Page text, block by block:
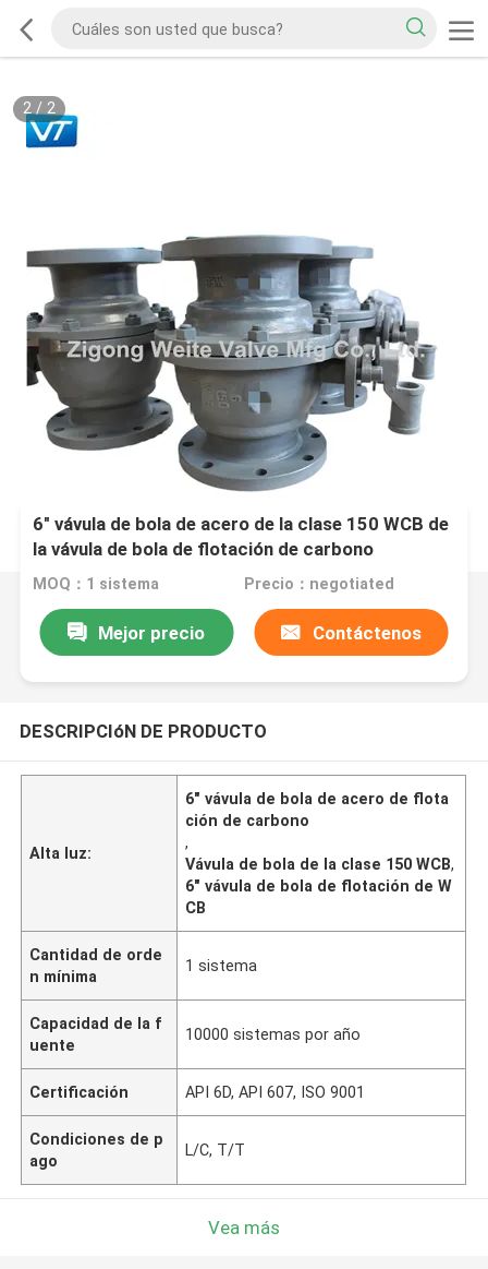
2/ 2
6" vávula de bola de acero de la clase 150 WCB de
la vávula de bola de flotación de carbono
MOQ：1 sistema Precio：negotiated
Mejor precio Contáctenos
DESCRIPCIóN DE PRODUCTO
Alta luz:
6" vávula de bola de acero de flota
ción de carbono
,
Vávula de bola de la clase 150 WCB,
6" vávula de bola de flotación de W
CB
Cantidad de orde
n mínima
1 sistema
Capacidad de la f
uente
10000 sistemas por año
Certificación API 6D, API 607, ISO 9001
Condiciones de p
ago
L/C, T/T
Vea más